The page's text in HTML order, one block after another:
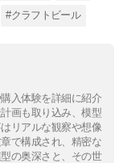
#クラフトビール
入体験を詳細に紹介
画も取り込み、模型
リアルな観察や想像
で構成され、精密な
の奥深さと、その世